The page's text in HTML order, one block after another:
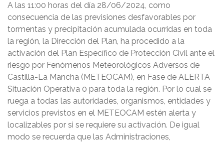
A las 11:00 horas del día 28/06/2024, como
consecuencia de las previsiones desfavorables por
tormentas y precipitación acumulada ocurridas en toda
la región, la Dirección del Plan, ha procedido a la
activación del Plan Específico de Protección Civil ante el
riesgo por Fenómenos Meteorológicos Adversos de
Castilla-La Mancha (METEOCAM), en Fase de ALERTA
Situación Operativa 0 para toda la región. Por lo cual se
ruega a todas las autoridades, organismos, entidades y
servicios previstos en el METEOCAM estén alerta y
localizables por si se requiere su activación. De igual
modo se recuerda que las Administraciones,